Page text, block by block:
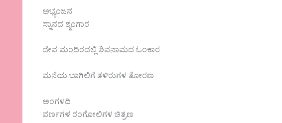
ಅಭ್ಯಂಜನ
ಸ್ನಾನದ ಶೃಂಗಾರ
ದೇವ ಮಂದಿರದಲ್ಲಿ ಶಿವನಾಮದ ಓಂಕಾರ
ಮನೆಯ ಬಾಗಿಲಿಗೆ ತಳಿರುಗಳ ತೋರಣ
ಅಂಗಳದಿ
ವರ್ಣಗಳ ರಂಗೋಲಿಗಳ ಚಿತ್ರಣ